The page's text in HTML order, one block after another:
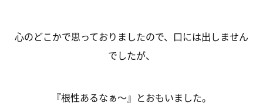
心のどこかで思っておりましたので、口には出しません
でしたが、
『根性あるなぁ～』とおもいました。